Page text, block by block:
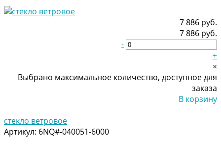
7 886 руб.
7 886 руб.
-
+
×
Выбрано максимальное количество, доступное для
заказа
В корзину
стекло ветровое
Артикул: 6NQ#-040051-6000